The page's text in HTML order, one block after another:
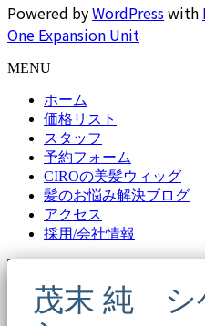
Powered byWordPresswith
One Expansion Unit
MENU
ホーム
価格リスト
スタッフ
予約フォーム
CIROの美髪ウィッグ
髪のお悩み解決ブログ
アクセス
採用/会社情報
茂末 純 シ